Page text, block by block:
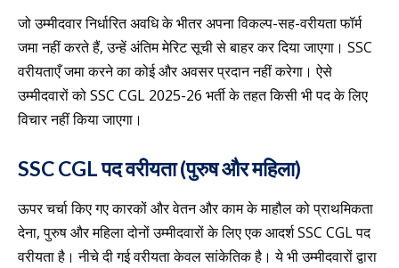
जो उम्मीदवार निर्धारित अवधि के भीतर अपना विकल्प-सह-वरीयता फॉर्म
जमा नहीं करते हैं, उन्हें अंतिम मेरिट सूची से बाहर कर दिया जाएगा। SSC
वरीयताएँ जमा करने का कोई और अवसर प्रदान नहीं करेगा। ऐसे
उम्मीदवारों को SSC CGL 2025-26 भर्ती के तहत किसी भी पद के लिए
विचार नहीं किया जाएगा।
SSC CGL पद वरीयता (पुरुष और महिला)
ऊपर चर्चा किए गए कारकों और वेतन और काम के माहौल को प्राथमिकता
देना, पुरुष और महिला दोनों उम्मीदवारों के लिए एक आदर्श SSC CGL पद
वरीयता है। नीचे दी गई वरीयता केवल सांकेतिक है। ये भी उम्मीदवारों द्वारा